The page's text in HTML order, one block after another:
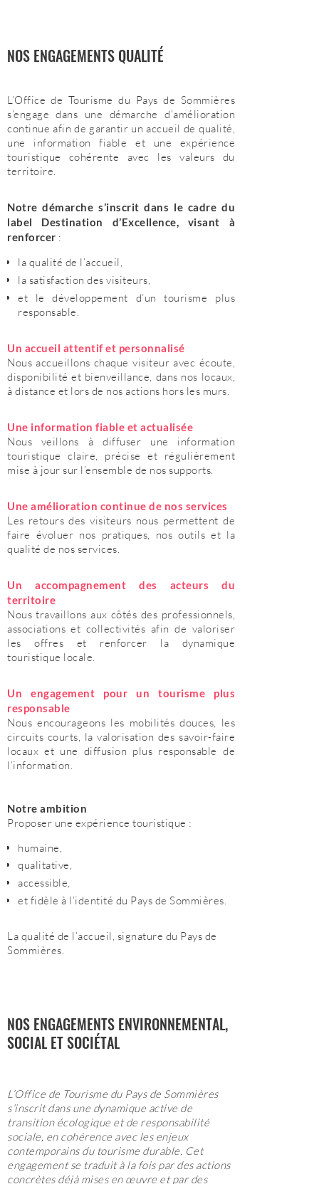
NOS ENGAGEMENTS QUALITÉ
L’Office de Tourisme du Pays de Sommières
s’engage dans une démarche d’amélioration
continue afin de garantir un accueil de qualité,
une information fiable et une expérience
touristique cohérente avec les valeurs du
territoire.
Notre démarche s’inscrit dans le cadre du
label Destination d’Excellence, visant à
renforcer :
la qualité de l’accueil,
la satisfaction des visiteurs,
et le développement d’un tourisme plus
responsable.
Un accueil attentif et personnalisé
Nous accueillons chaque visiteur avec écoute,
disponibilité et bienveillance, dans nos locaux,
à distance et lors de nos actions hors les murs.
Une information fiable et actualisée
Nous veillons à diffuser une information
touristique claire, précise et régulièrement
mise à jour sur l’ensemble de nos supports.
Une amélioration continue de nos services
Les retours des visiteurs nous permettent de
faire évoluer nos pratiques, nos outils et la
qualité de nos services.
Un accompagnement des acteurs du
territoire
Nous travaillons aux côtés des professionnels,
associations et collectivités afin de valoriser
les offres et renforcer la dynamique
touristique locale.
Un engagement pour un tourisme plus
responsable
Nous encourageons les mobilités douces, les
circuits courts, la valorisation des savoir-faire
locaux et une diffusion plus responsable de
l’information.
Notre ambition
Proposer une expérience touristique :
humaine,
qualitative,
accessible,
et fidèle à l’identité du Pays de Sommières.
La qualité de l’accueil, signature du Pays de
Sommières.
NOS ENGAGEMENTS ENVIRONNEMENTAL,
SOCIAL ET SOCIÉTAL
L’Office de Tourisme du Pays de Sommières
s’inscrit dans une dynamique active de
transition écologique et de responsabilité
sociale, en cohérence avec les enjeux
contemporains du tourisme durable. Cet
engagement se traduit à la fois par des actions
concrètes déjà mises en œuvre et par des